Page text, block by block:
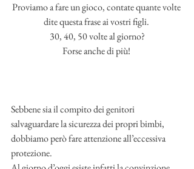
Proviamo a fare un gioco, contate quante volte
dite questa frase ai vostri figli.
30, 40, 50 volte al giorno?
Forse anche di più!
Sebbene sia il compito dei genitori
salvaguardare la sicurezza dei propri bimbi,
dobbiamo però fare attenzione all’eccessiva
protezione.